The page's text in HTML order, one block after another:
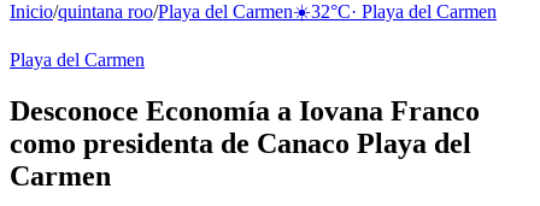
Inicio/quintana roo/Playa del Carmen☀️32°C· Playa del Carmen
Playa del Carmen
Desconoce Economía a Iovana Franco
como presidenta de Canaco Playa del
Carmen